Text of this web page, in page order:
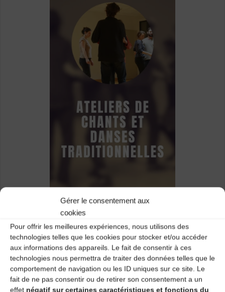
Gérer le consentement aux
cookies
Pour offrir les meilleures expériences, nous utilisons des
technologies telles que les cookies pour stocker et/ou accéder
aux informations des appareils. Le fait de consentir à ces
technologies nous permettra de traiter des données telles que le
comportement de navigation ou les ID uniques sur ce site. Le
fait de ne pas consentir ou de retirer son consentement a un
effet négatif sur certaines caractéristiques et fonctions du
EN SAVOIR PLUS